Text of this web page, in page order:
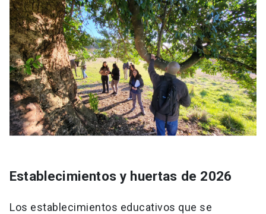
Establecimientos y huertas de 2026
Los establecimientos educativos que se